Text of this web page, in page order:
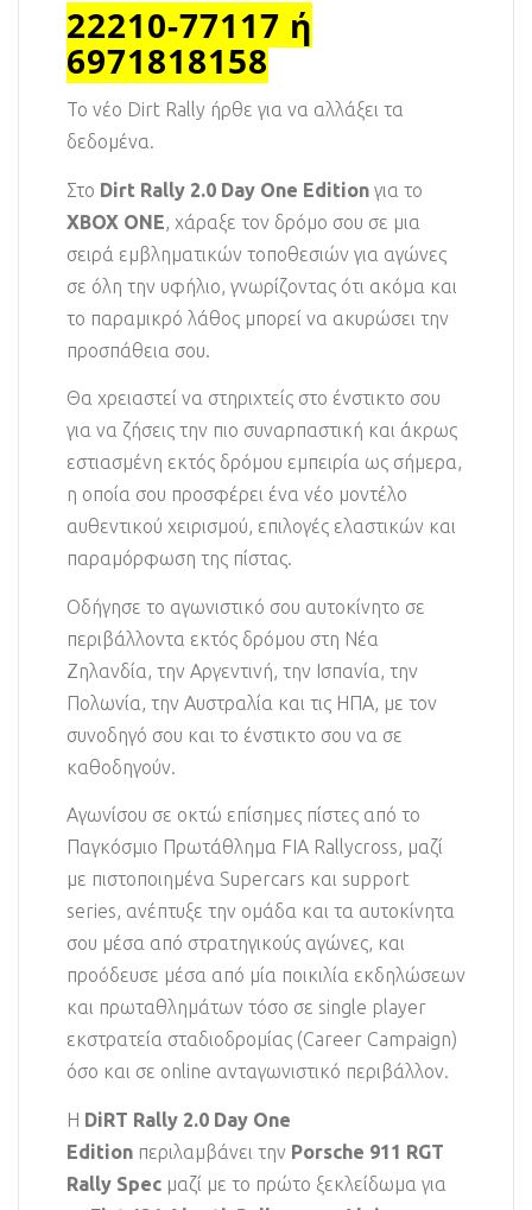
22210-77117 ή
6971818158
Το νέο Dirt Rally ήρθε για να αλλάξει τα
δεδομένα.
Στο Dirt Rally 2.0 Day One Edition για το
XBOX ONE, χάραξε τον δρόμο σου σε μια
σειρά εμβληματικών τοποθεσιών για αγώνες
σε όλη την υφήλιο, γνωρίζοντας ότι ακόμα και
το παραμικρό λάθος μπορεί να ακυρώσει την
προσπάθεια σου.
Θα χρειαστεί να στηριχτείς στο ένστικτο σου
για να ζήσεις την πιο συναρπαστική και άκρως
εστιασμένη εκτός δρόμου εμπειρία ως σήμερα,
η οποία σου προσφέρει ένα νέο μοντέλο
αυθεντικού χειρισμού, επιλογές ελαστικών και
παραμόρφωση της πίστας.
Οδήγησε το αγωνιστικό σου αυτοκίνητο σε
περιβάλλοντα εκτός δρόμου στη Νέα
Ζηλανδία, την Αργεντινή, την Ισπανία, την
Πολωνία, την Αυστραλία και τις ΗΠΑ, με τον
συνοδηγό σου και το ένστικτο σου να σε
καθοδηγούν.
Αγωνίσου σε οκτώ επίσημες πίστες από το
Παγκόσμιο Πρωτάθλημα FIA Rallycross, μαζί
με πιστοποιημένα Supercars και support
series, ανέπτυξε την ομάδα και τα αυτοκίνητα
σου μέσα από στρατηγικούς αγώνες, και
προόδευσε μέσα από μία ποικιλία εκδηλώσεων
και πρωταθλημάτων τόσο σε single player
εκστρατεία σταδιοδρομίας (Career Campaign)
όσο και σε online ανταγωνιστικό περιβάλλον.
Η DiRT Rally 2.0 Day One
Edition περιλαμβάνει την Porsche 911 RGT
Rally Spec μαζί με το πρώτο ξεκλείδωμα για